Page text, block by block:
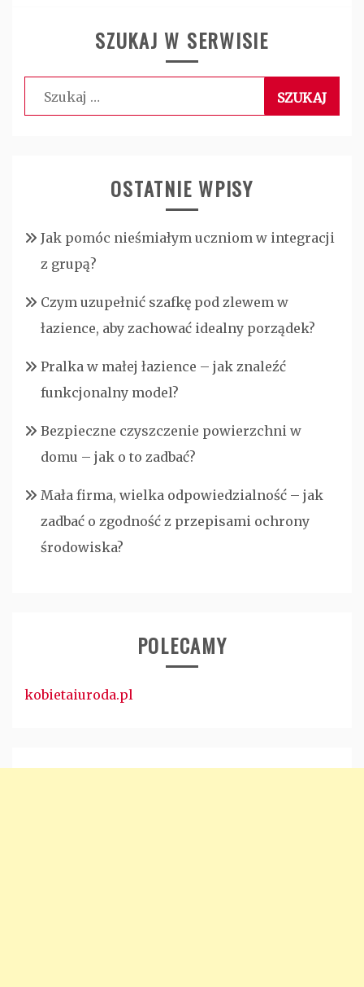
SZUKAJ W SERWISIE
Szukaj:
OSTATNIE WPISY
Jak pomóc nieśmiałym uczniom w integracji
z grupą?
Czym uzupełnić szafkę pod zlewem w
łazience, aby zachować idealny porządek?
Pralka w małej łazience – jak znaleźć
funkcjonalny model?
Bezpieczne czyszczenie powierzchni w
domu – jak o to zadbać?
Mała firma, wielka odpowiedzialność – jak
zadbać o zgodność z przepisami ochrony
środowiska?
POLECAMY
kobietaiuroda.pl